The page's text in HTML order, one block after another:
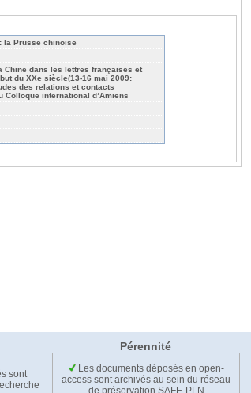
la Prusse chinoise
Chine dans les lettres françaises et
du XXe siècle(13-16 mai 2009:
des relations et contacts
international d’Amiens
Pérennité
sont
Les documents déposés en open-
access sont archivés au sein du réseau